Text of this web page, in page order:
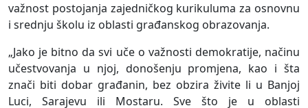
važnost postojanja zajedničkog kurikuluma za osnovnu
i srednju školu iz oblasti građanskog obrazovanja.
„Jako je bitno da svi uče o važnosti demokratije, načinu
učestvovanja u njoj, donošenju promjena, kao i šta
znači biti dobar građanin, bez obzira živite li u Banjoj
Luci, Sarajevu ili Mostaru. Sve što je u oblasti